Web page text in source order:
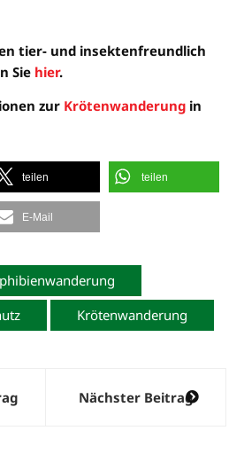
tier- und insektenfreundlich
Sie hier.
zur Krötenwanderung in
teilen teilen
E-Mail
Krötenwanderung
Nächster Beitrag